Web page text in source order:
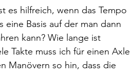
es hilfreich, wenn das Tempo
eine Basis auf der man dann
kann? Wie lange ist
Takte muss ich für einen Axle
Manövern so hin, dass die